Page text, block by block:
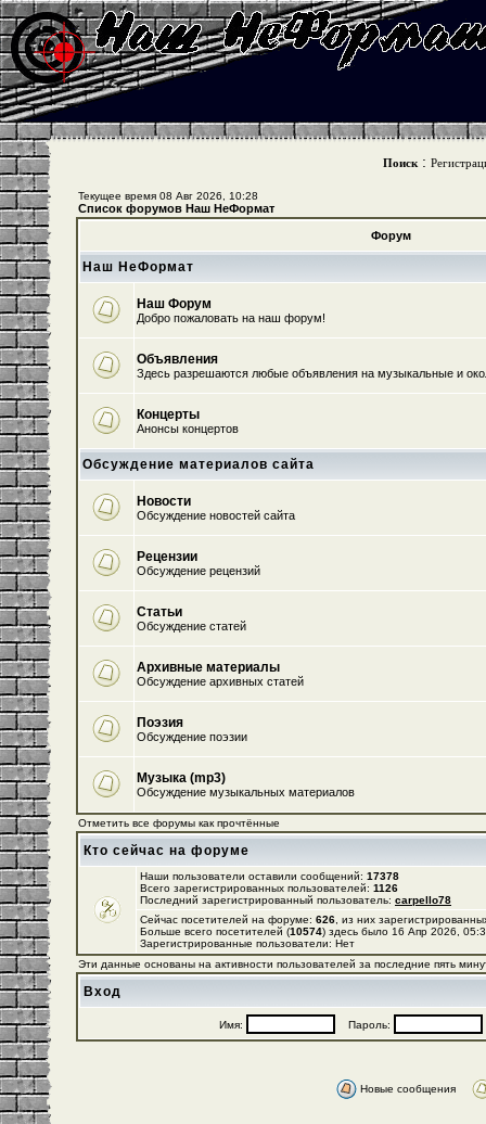
Поиск :
Текущее время 08 Авг 2026, 10:28
Список форумов Наш НеФормат
Форум
Наш НеФормат
Наш Форум
Добро пожаловать на наш форум!
Объявления
Здесь разрешаются любые объявления на музыкальные и
Концерты
Анонсы концертов
Обсуждение материалов сайта
Новости
Обсуждение новостей сайта
Рецензии
Обсуждение рецензий
Статьи
Обсуждение статей
Архивные материалы
Обсуждение архивных статей
Поэзия
Обсуждение поэзии
Музыка (mp3)
Обсуждение музыкальных материалов
Отметить все форумы как прочтённые
Кто сейчас на форуме
Наши пользователи оставили сообщений: 17378
Всего зарегистрированных пользователей: 1126
Последний зарегистрированный пользователь: carpello78
Сейчас посетителей на форуме: 626 , из них
Больше всего посетителей (10574) здесь было 16 Апр 2026,
Зарегистрированные пользователи: Нет
Эти данные основаны на активности пользователей за последние пять
Вход
Имя: Пароль:
Новые сообщения